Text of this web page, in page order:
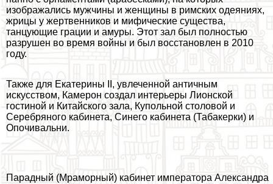
изображались мужчины и женщины в римских одеяниях,
жрицы у жертвенников и мифические существа,
танцующие грации и амуры. Этот зал был полностью
разрушен во время войны и был восстановлен в 2010
году.
Также для Екатерины II, увлеченной античным
искусством, Камерон создал интерьеры Лионской
гостиной и Китайского зала, Купольной столовой и
Серебряного кабинета, Синего кабинета (Табакерки) и
Опочивальни.
Парадный (Мраморный) кабинет императора Александра